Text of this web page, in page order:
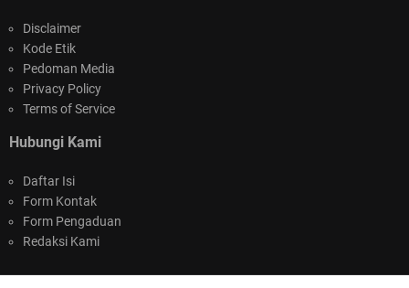
Tips dan Trik Menang Bermain Baccarat di
Bursa777 untuk Pemula dan Profesional
Digital Audio Workstation Dapur Musik Digital
Disclaimer
Kode Etik
Pedoman Media
Privacy Policy
Terms of Service
Hubungi Kami
Daftar Isi
Form Kontak
Form Pengaduan
Redaksi Kami